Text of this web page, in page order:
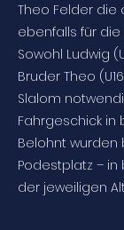
Theo Felder die
ebenfalls für
Sowohl Ludwig
Bruder Theo
Slalom
Fahrgeschick in
Belohnt
Podestplatz – in
der jeweiligen